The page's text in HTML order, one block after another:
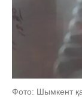
Фото: Шымкент